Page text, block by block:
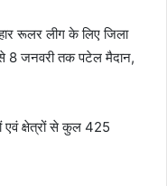
रूलर लीग के लिए जिला
8 जनवरी तक पटेल मैदान,
एवं क्षेत्रों से कुल 425